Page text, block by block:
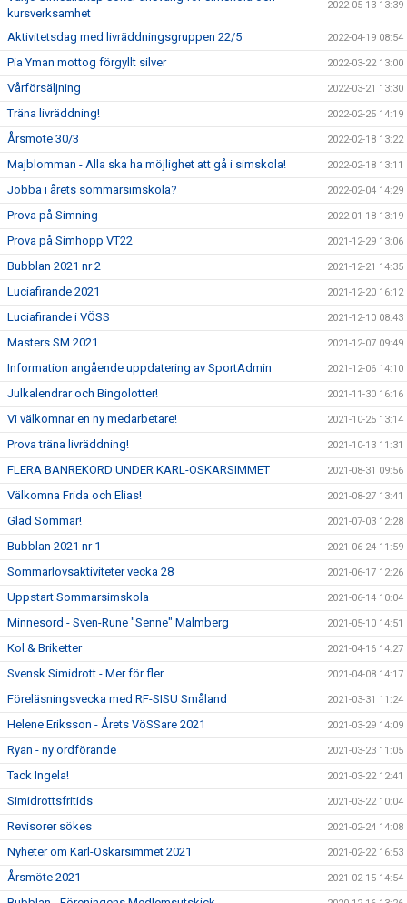
kursverksamhet
2022-05-13 13:39
Aktivitetsdag med livräddningsgruppen 22/5 2022-04-19 08:54
Pia Yman mottog förgyllt silver 2022-03-22 13:00
Vårförsäljning 2022-03-21 13:30
Träna livräddning! 2022-02-25 14:19
Årsmöte 30/3 2022-02-18 13:22
Majblomman - Alla ska ha möjlighet att gå i simskola! 2022-02-18 13:11
Jobba i årets sommarsimskola? 2022-02-04 14:29
Prova på Simning 2022-01-18 13:19
Prova på Simhopp VT22 2021-12-29 13:06
Bubblan 2021 nr 2 2021-12-21 14:35
Luciafirande 2021 2021-12-20 16:12
Luciafirande i VÖSS 2021-12-10 08:43
Masters SM 2021 2021-12-07 09:49
Information angående uppdatering av SportAdmin 2021-12-06 14:10
Julkalendrar och Bingolotter! 2021-11-30 16:16
Vi välkomnar en ny medarbetare! 2021-10-25 13:14
Prova träna livräddning! 2021-10-13 11:31
FLERA BANREKORD UNDER KARL-OSKARSIMMET 2021-08-31 09:56
Välkomna Frida och Elias! 2021-08-27 13:41
Glad Sommar! 2021-07-03 12:28
Bubblan 2021 nr 1 2021-06-24 11:59
Sommarlovsaktiviteter vecka 28 2021-06-17 12:26
Uppstart Sommarsimskola 2021-06-14 10:04
Minnesord - Sven-Rune "Senne" Malmberg 2021-05-10 14:51
Kol & Briketter 2021-04-16 14:27
Svensk Simidrott - Mer för fler 2021-04-08 14:17
Föreläsningsvecka med RF-SISU Småland 2021-03-31 11:24
Helene Eriksson - Årets VöSSare 2021 2021-03-29 14:09
Ryan - ny ordförande 2021-03-23 11:05
Tack Ingela! 2021-03-22 12:41
Simidrottsfritids 2021-03-22 10:04
Revisorer sökes 2021-02-24 14:08
Nyheter om Karl-Oskarsimmet 2021 2021-02-22 16:53
Årsmöte 2021 2021-02-15 14:54